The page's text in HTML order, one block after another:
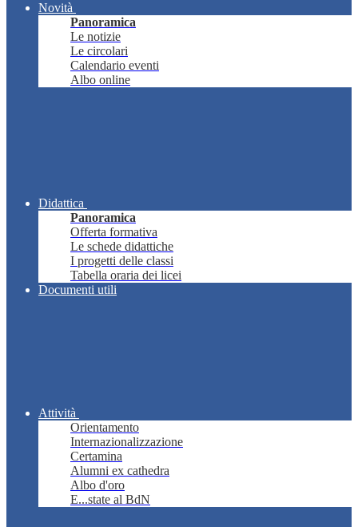
Novità
Panoramica
Le notizie
Le circolari
Calendario eventi
Albo online
Didattica
Panoramica
Offerta formativa
Le schede didattiche
I progetti delle classi
Tabella oraria dei licei
Documenti utili
Attività
Orientamento
Internazionalizzazione
Certamina
Alumni ex cathedra
Albo d'oro
E...state al BdN